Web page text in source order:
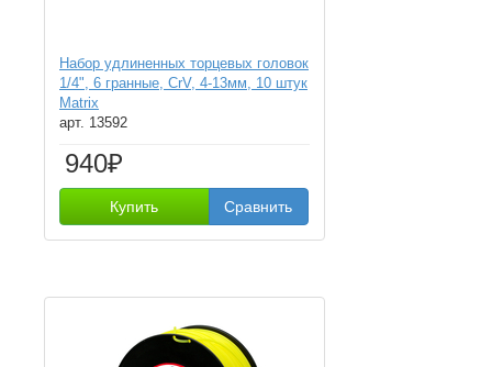
Набор удлиненных торцевых головок
1/4", 6 гранные, CrV, 4-13мм, 10 штук
Matrix
арт. 13592
940₽
Купить Сравнить